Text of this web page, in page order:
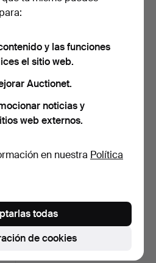
10 días
Estimación
232 USD
y las funciones
el sitio web.
Auctionet.
noticias y
web externos.
en nuestra Política
de cookies
todas